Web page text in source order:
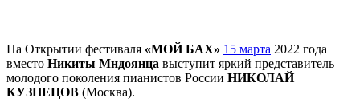
На Открытии фестиваля «МОЙ БАХ» 15 марта 2022 года
вместо Никиты Мндоянца выступит яркий представитель
молодого поколения пианистов России НИКОЛАЙ
КУЗНЕЦОВ (Москва).